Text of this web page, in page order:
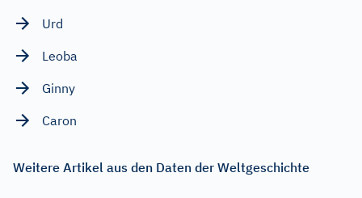
Urd
Leoba
Ginny
Caron
Weitere Artikel aus den Daten der Weltgeschichte